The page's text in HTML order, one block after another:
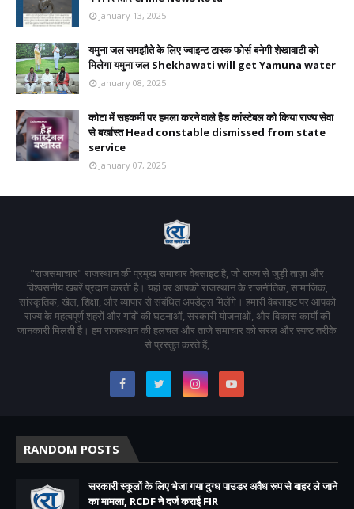
January 13, 2025
यमुना जल समझौते के लिए ज्वाइन्ट टास्क फोर्स बनेगी शेखावाटी को
मिलेगा यमुना जल Shekhawati will get Yamuna water
January 08, 2025
कोटा में सहकर्मी पर हमला करने वाले हैड कांस्टेबल को किया राज्य सेवा
से बर्खास्त Head constable dismissed from state
service
January 07, 2025
"राजसमाचार" राजस्थान की प्रमुख समाचार वेबसाइट है, जो राज्य से जुड़ी ताज़ा और
विश्वसनीय खबरें प्रदान करती है। यहां पर आपको राजस्थान के राजनीतिक, सामाजिक,
सांस्कृतिक, खेल, शिक्षा, और व्यापार से संबंधित अपडेट्स मिलेंगे। हमारी वेबसाइट पर आपको
राज्य के महत्वपूर्ण शहरों और गांवों की घटनाओं, सरकारी योजनाओं, और विकास कार्यों की
जानकारी मिलती है। हम राजस्थान की हलचल और ताजे समाचार को सरल और स्पष्ट तरीके
से प्रस्तुत करते हैं,
RANDOM POSTS
सरकारी स्कूलों के लिए भेजा गया दुग्ध पाउडर अवैध रूप से बाहर ले जाने
का मामला, RCDF ने दर्ज कराई FIR